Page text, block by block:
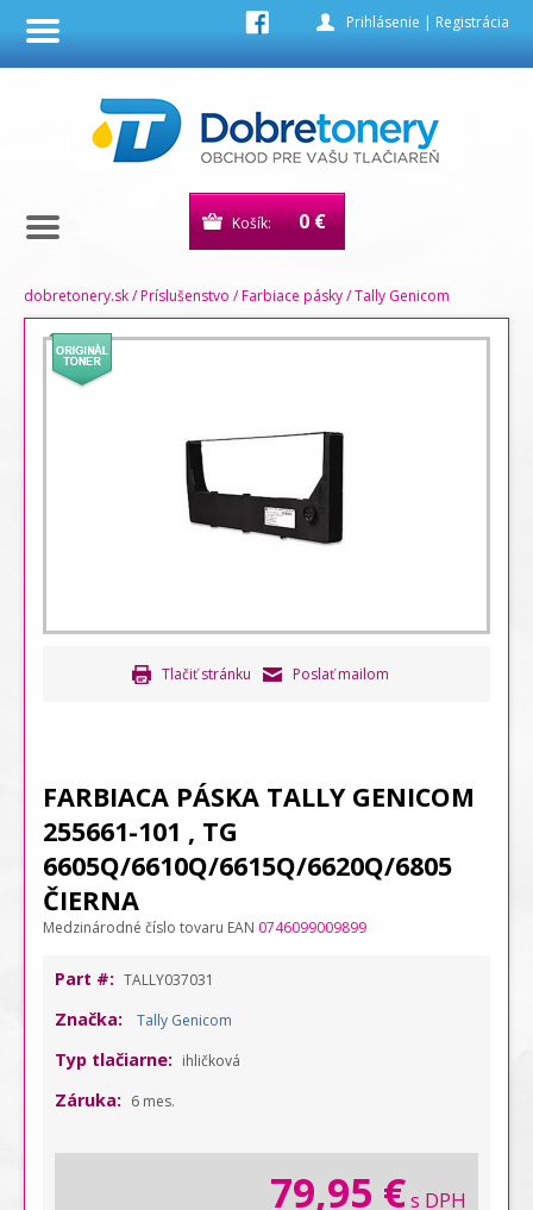
Prihlásenie | Registrácia
Košík: 0 €
dobretonery.sk/Príslušenstvo /Farbiace pásky/Tally Genicom
Tlačiť stránku Poslať mailom
FARBIACA PÁSKA TALLY GENICOM
255661-101 , TG
6605Q/6610Q/6615Q/6620Q/6805
ČIERNA
Medzinárodné číslo tovaru EAN 0746099009899
Part #: TALLY037031
Značka: Tally Genicom
Typ tlačiarne: ihličková
Záruka: 6 mes.
79,95 €s DPH